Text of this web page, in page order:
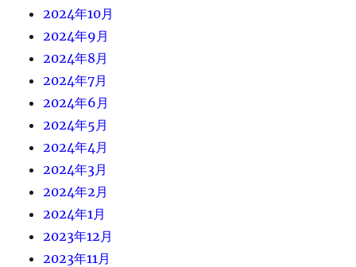
2024年10月
2024年9月
2024年8月
2024年7月
2024年6月
2024年5月
2024年4月
2024年3月
2024年2月
2024年1月
2023年12月
2023年11月